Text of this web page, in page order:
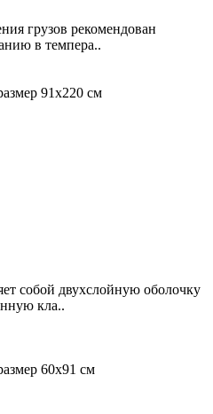
грузов рекомендован
в темпера..
91x220 см
собой двухслойную оболочку
кла..
60x91 см